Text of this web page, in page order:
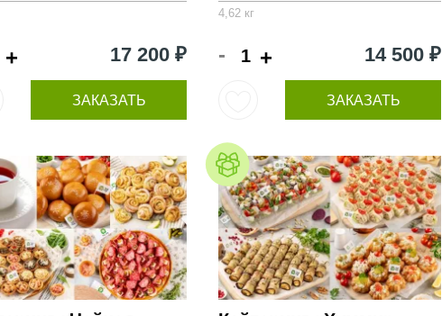
+ 17 200 ₽
ЗАКАЗАТЬ
4,62 кг
- + 14 500 ₽
ЗАКАЗАТЬ